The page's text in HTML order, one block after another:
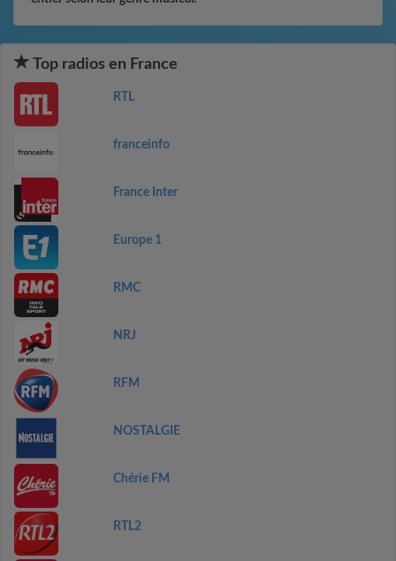
Top radios en France
RTL
franceinfo
France Inter
Europe 1
RMC
NRJ
RFM
NOSTALGIE
Chérie FM
RTL2